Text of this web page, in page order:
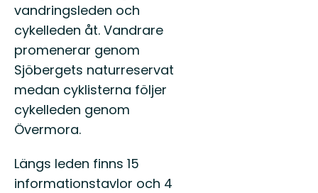
vandringsleden och
cykelleden åt. Vandrare
promenerar genom
Sjöbergets naturreservat
medan cyklisterna följer
cykelleden genom
Övermora.
Längs leden finns 15
informationstavlor och 4